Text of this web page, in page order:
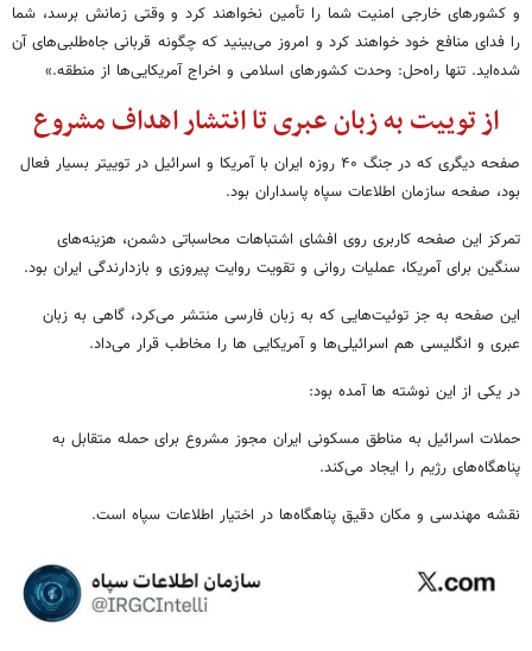
و کشورهای خارجی امنیت شما را تأمین نخواهند کرد و وقتی زمانش برسد، شما
را فدای منافع خود خواهند کرد و امروز می‌بینید که چگونه قربانی جاه‌طلبی‌های آن
شده‌اید. تنها راه‌حل: وحدت کشورهای اسلامی و اخراج آمریکایی‌ها از منطقه.»
از توییت به زبان عبری تا انتشار اهداف مشروع
صفحه دیگری که در جنگ ۴۰ روزه ایران با آمریکا و اسرائیل در توییتر بسیار فعال
بود، صفحه سازمان اطلاعات سپاه پاسداران بود.
تمرکز این صفحه کاربری روی افشای اشتباهات محاسباتی دشمن، هزینه‌های
سنگین برای آمریکا، عملیات روانی و تقویت روایت پیروزی و بازدارندگی ایران بود.
این صفحه به جز توئیت‌هایی که به زبان فارسی منتشر می‌کرد، گاهی به زبان
عبری و انگلیسی هم اسرائیلی‌ها و آمریکایی ها را مخاطب قرار می‌داد.
در یکی از این نوشته ها آمده بود:
حملات اسرائیل به مناطق مسکونی ایران مجوز مشروع برای حمله‌ متقابل به
پناهگاه‌های رژیم را ایجاد می‌کند.
نقشه مهندسی و مکان دقیق پناهگاه‌ها در اختیار اطلاعات سپاه است.